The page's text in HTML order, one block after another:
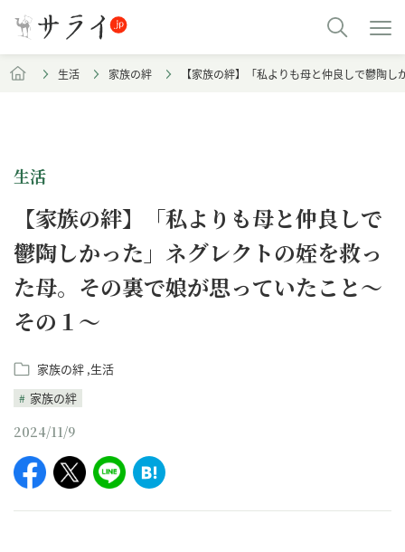
生活 家族の絆 【家族の絆】「私よりも母と仲良しで鬱陶
生活
【家族の絆】「私よりも母と仲良しで
鬱陶しかった」ネグレクトの姪を救っ
た母。その裏で娘が思っていたこと～
その１～
家族の絆 生活
家族の絆
2024/11/9